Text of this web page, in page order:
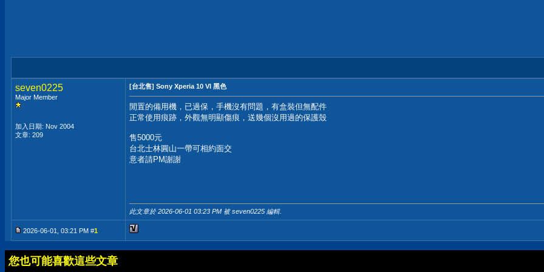
seven0225
Major Member
加入日期: Nov 2004
文章: 209
[台北售] Sony Xperia 10 VI 黑色
閒置的備用機，已過保，手機沒有問題，有盒裝但無配件
正常使用痕跡，外觀無明顯傷痕，送幾個沒用過的保護殼
售5000元
台北士林圓山一帶可相約面交
意者請PM謝謝
此文章於 2026-06-01 03:23 PM 被 seven0225 編輯.
2026-06-01, 03:21 PM #1
您也可能喜歡這些文章